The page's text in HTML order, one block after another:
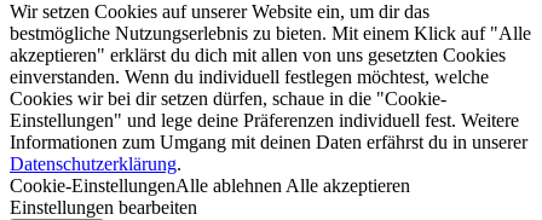
Wir setzen Cookies auf unserer Website ein, um dir das
bestmögliche Nutzungserlebnis zu bieten. Mit einem Klick auf "Alle
akzeptieren" erklärst du dich mit allen von uns gesetzten Cookies
einverstanden. Wenn du individuell festlegen möchtest, welche
Cookies wir bei dir setzen dürfen, schaue in die "Cookie-
Einstellungen" und lege deine Präferenzen individuell fest. Weitere
Informationen zum Umgang mit deinen Daten erfährst du in unserer
Datenschutzerklärung.
Cookie-EinstellungenAlle ablehnen Alle akzeptieren
Einstellungen bearbeiten